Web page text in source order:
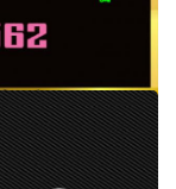
ยน สังกัด
น ปีการศึกษา